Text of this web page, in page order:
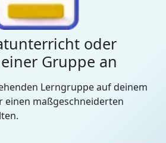
oder
Gruppe an
Lerngruppe auf deinem
einen maßgeschneiderten